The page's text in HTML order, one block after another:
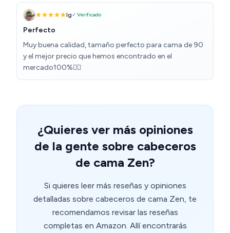
Ig✓ Verificado
Perfecto
Muy buena calidad, tamaño perfecto para cama de 90
y el mejor precio que hemos encontrado en el
mercado100%👍🏼
¿Quieres ver más opiniones
de la gente sobre cabeceros
de cama Zen?
Si quieres leer más reseñas y opiniones
detalladas sobre cabeceros de cama Zen, te
recomendamos revisar las reseñas
completas en Amazon. Allí encontrarás